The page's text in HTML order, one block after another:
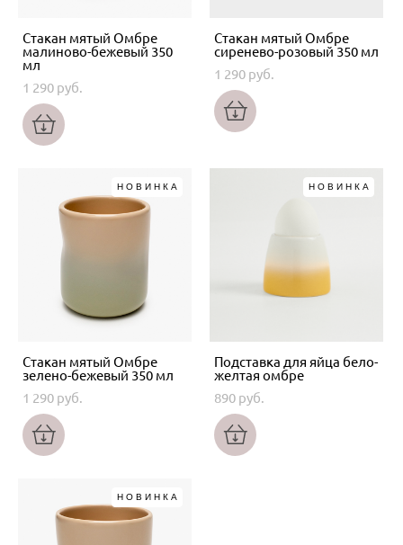
Стакан мятый Омбре
малиново-бежевый 350
мл
1 290 pуб.
Стакан мятый Омбре
сиренево-розовый 350 мл
1 290 pуб.
НОВИНКА
Стакан мятый Омбре
зелено-бежевый 350 мл
1 290 pуб.
НОВИНКА
Подставка для яйца бело-
желтая омбре
890 pуб.
НОВИНКА